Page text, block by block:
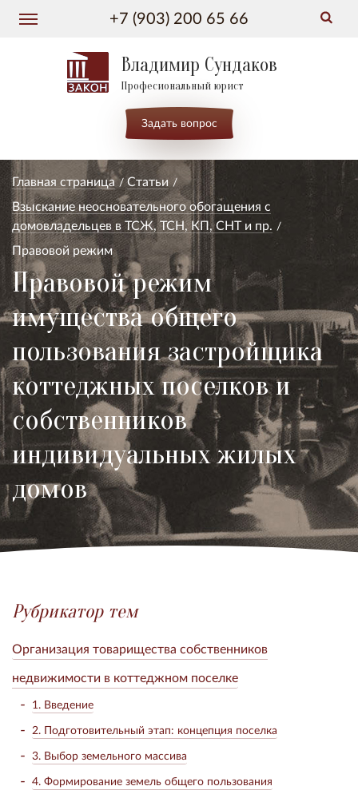
+7 (903) 200 65 66
Владимир Сундаков
Професиональный юрист
Задать вопрос
Главная страница
Статьи
Взыскание неосновательного обогащения с
домовладельцев в ТСЖ, ТСН, КП, СНТ и пр.
Правовой режим
Правовой режим
имущества общего
пользования застройщика
коттеджных поселков и
собственников
индивидуальных жилых
домов
Рубрикатор тем
Организация товарищества собственников
недвижимости в коттеджном поселке
1. Введение
2. Подготовительный этап: концепция поселка
3. Выбор земельного массива
4. Формирование земель общего пользования